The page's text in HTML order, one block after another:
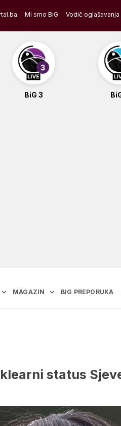
Mi smo BiG Vodič oglašavanja
BiG 3
MAGAZIN BIG PREPORUKA
status